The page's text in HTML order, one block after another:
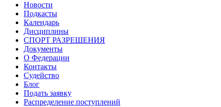
Новости
Подкасты
Календарь
Дисциплины
СПОРТ РАЗРЕШЕНИЯ
Документы
О Федерации
Контакты
Судейство
Блог
Подать заявку
Распределение поступлений